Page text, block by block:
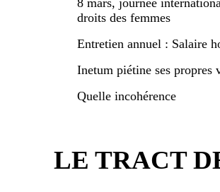
droits des femmes
Entretien annuel : Salaire
Inetum piétine ses propres
Quelle incohérence
LE TRACT